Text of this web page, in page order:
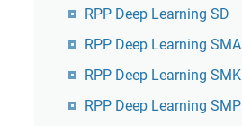
RPP Deep Learning SD
RPP Deep Learning SMA
RPP Deep Learning SMK
RPP Deep Learning SMP